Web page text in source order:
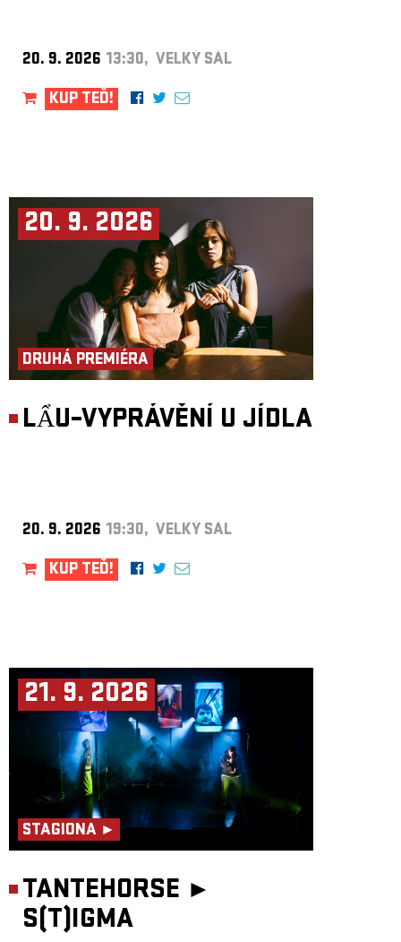
20. 9. 2026 13:30, VELKÝ SÁL
KUP TEĎ!
20. 9. 2026
DRUHÁ PREMIÉRA
LẨU–VYPRÁVĚNÍ U JÍDLA
20. 9. 2026 19:30, VELKÝ SÁL
KUP TEĎ!
21. 9. 2026
STAGIONA ►
TANTEHORSE ►
S(T)IGMA